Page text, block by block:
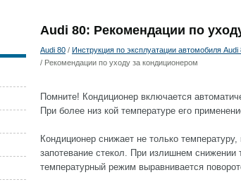
Audi 80: Рекомендации по
Audi 80 / Инструкция по эксплуатации автомобиля Audi
/ Рекомендации по уходу за кондиционером
Помните! Кондиционер включается
При более низ кой температуре его
Кондиционер снижает не только
запотевание стекол. При излишнем снижении
температурный режим выравнивается